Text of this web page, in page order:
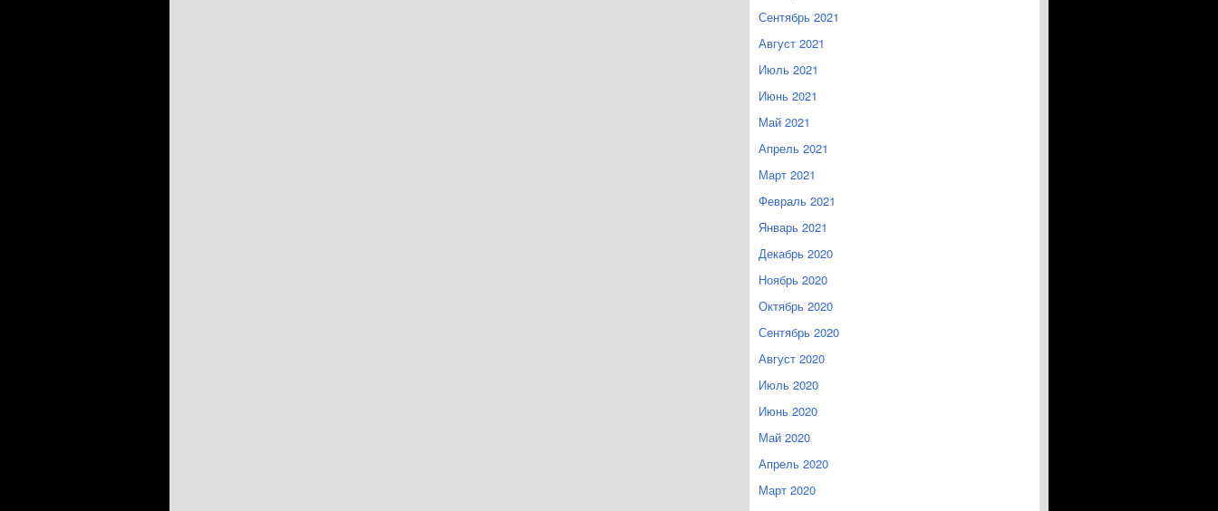
Сентябрь 2021
Август 2021
Июль 2021
Июнь 2021
Май 2021
Апрель 2021
Март 2021
Февраль 2021
Январь 2021
Декабрь 2020
Ноябрь 2020
Октябрь 2020
Сентябрь 2020
Август 2020
Июль 2020
Июнь 2020
Май 2020
Апрель 2020
Март 2020